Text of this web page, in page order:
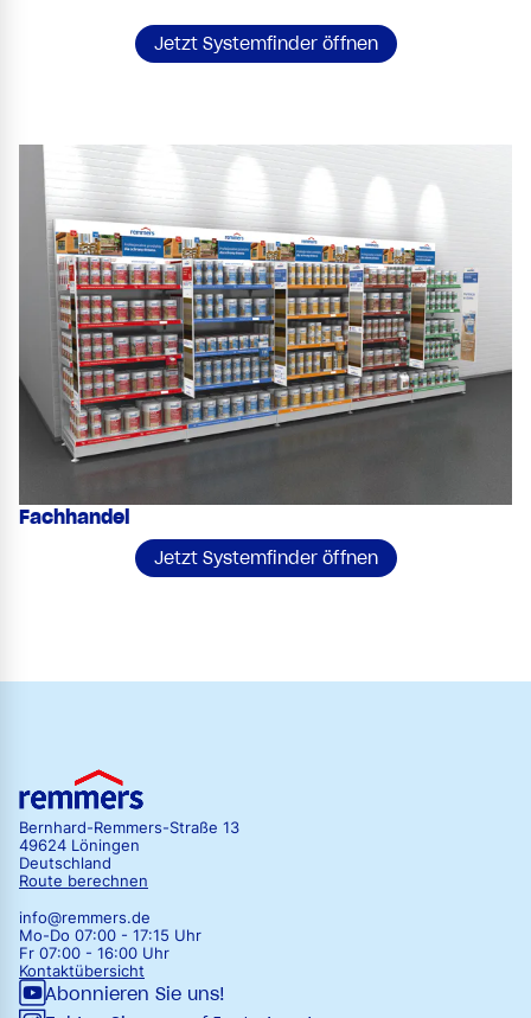
Jetzt Systemfinder öffnen
Fachhandel
Jetzt Systemfinder öffnen
Bernhard-Remmers-Straße 13
49624 Löningen
Deutschland
Route berechnen
info@remmers.de
Mo-Do 07:00 - 17:15 Uhr
Fr 07:00 - 16:00 Uhr
Kontaktübersicht
Abonnieren Sie uns!